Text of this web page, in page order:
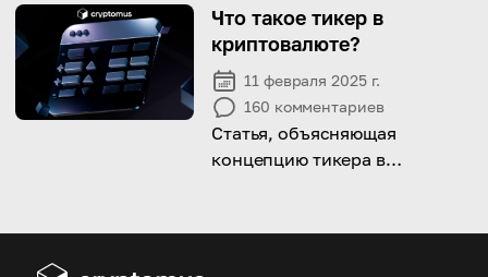
защищённая стоимость
превышает $93 млрд.
Что такое тикер в
криптовалюте?
11 февраля 2025 г.
160 комментариев
Статья, объясняющая
концепцию тикера в
монет.